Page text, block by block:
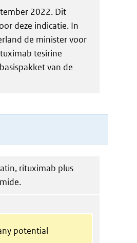
2022. Dit
deze indicatie. In
de minister voor
tesirine
van de
rituximab plus
potential